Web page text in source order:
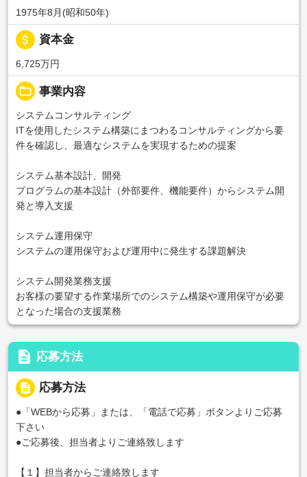
1975年8月(昭和50年)
attach_money 資本金
6,725万円
folder_open 事業内容
システムコンサルティング
ITを使用したシステム構築にまつわるコンサルティングから要
件を確認し、最適なシステムを実現するための提案
システム基本設計、開発
プログラムの基本設計（外部要件、機能要件）からシステム開
発と導入支援
システム運用保守
システムの運用保守および運用中に発生する課題解決
システム開発業務支援
お客様の要望する作業場所でのシステム構築や運用保守が必要
となった場合の支援業務
description 応募方法
description 応募方法
●「WEBから応募」または、「電話で応募」ボタンよりご応募
下さい
●ご応募後、担当者よりご連絡致します
【１】担当者からご連絡致します